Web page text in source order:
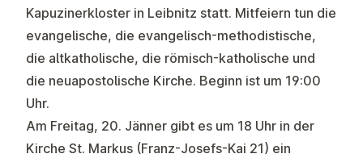
Kapuzinerkloster in Leibnitz statt. Mitfeiern tun die
evangelische, die evangelisch-methodistische,
die altkatholische, die römisch-katholische und
die neuapostolische Kirche. Beginn ist um 19:00
Uhr.
Am Freitag, 20. Jänner gibt es um 18 Uhr in der
Kirche St. Markus (Franz-Josefs-Kai 21) ein